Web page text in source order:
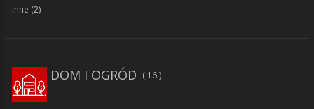
Inne (2)
DOM I OGRÓD 16